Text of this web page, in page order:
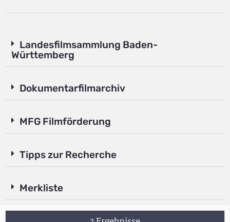
Landesfilmsammlung Baden-
Württemberg
Dokumentarfilmarchiv
MFG Filmförderung
Tipps zur Recherche
Merkliste